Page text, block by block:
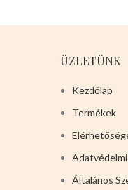
utcán.Télen megvéd a
rugalmas,nyáron szellőző
a termék tökéletes a
-VILÁGOSBARNA -
SÖTÉTBARNA -VILÁGOS
RÓZSASZÍN Válasszon
ÜZLETÜNK
Kezdőlap
Termékek
Általános